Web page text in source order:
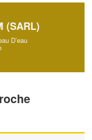
(SARL)
D’eau